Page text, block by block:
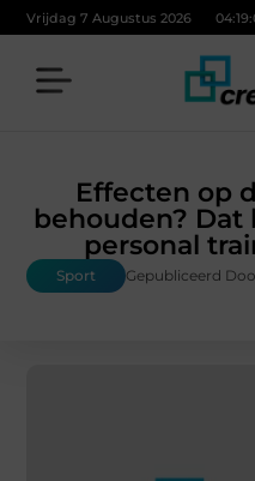
Vrijdag 7 Augustus 2026
Effecten op
behouden? Dat
personal
Sport Gepubliceerd